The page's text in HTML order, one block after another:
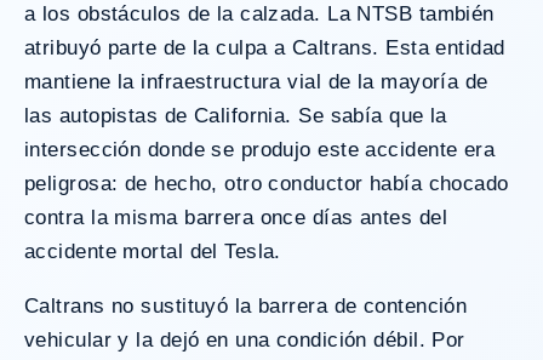
a los obstáculos de la calzada. La NTSB también
atribuyó parte de la culpa a Caltrans. Esta entidad
mantiene la infraestructura vial de la mayoría de
las autopistas de California. Se sabía que la
intersección donde se produjo este accidente era
peligrosa: de hecho, otro conductor había chocado
contra la misma barrera once días antes del
accidente mortal del Tesla.
Caltrans no sustituyó la barrera de contención
vehicular y la dejó en una condición débil. Por